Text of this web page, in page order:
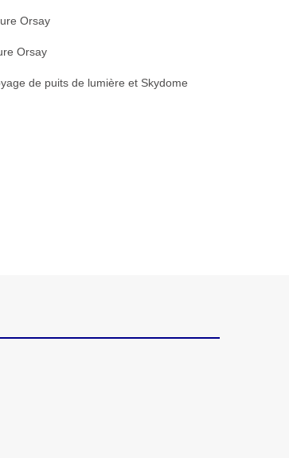
Orsay
Orsay
de puits de lumière et Skydome